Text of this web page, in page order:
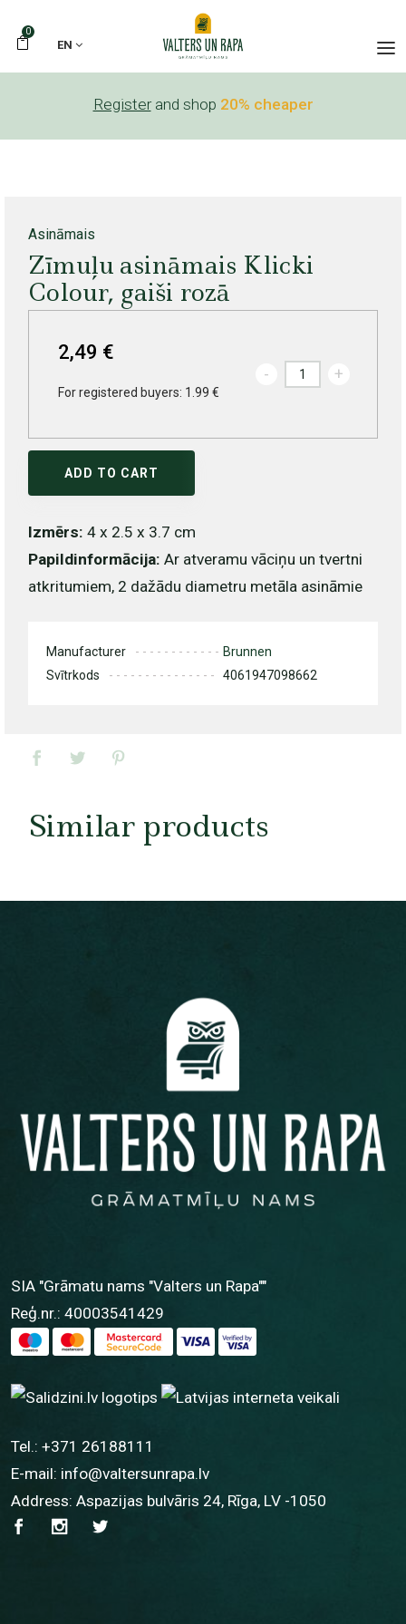
0
EN
Register and shop 20% cheaper
Asināmais
Zīmuļu asināmais Klicki
Colour, gaiši rozā
2,49 €
For registered buyers: 1.99 €
- +
ADD TO CART
Izmērs: 4 x 2.5 x 3.7 cm
Papildinformācija: Ar atveramu vāciņu un tvertni
atkritumiem, 2 dažādu diametru metāla asināmie
Manufacturer
Brunnen
Svītrkods
4061947098662
Similar products
SIA "Grāmatu nams "Valters un Rapa""
Reģ.nr.: 40003541429
Tel.: +371 26188111
E-mail: info@valtersunrapa.lv
Address: Aspazijas bulvāris 24, Rīga, LV -1050